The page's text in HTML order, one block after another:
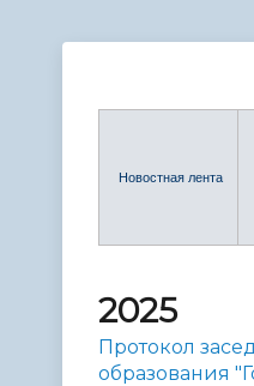
администрации
Новостная лента
2025
Протокол
образования